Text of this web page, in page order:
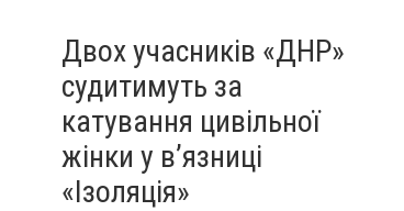
Двох учасників «ДНР»
судитимуть за
катування цивільної
жінки у в’язниці
«Ізоляція»